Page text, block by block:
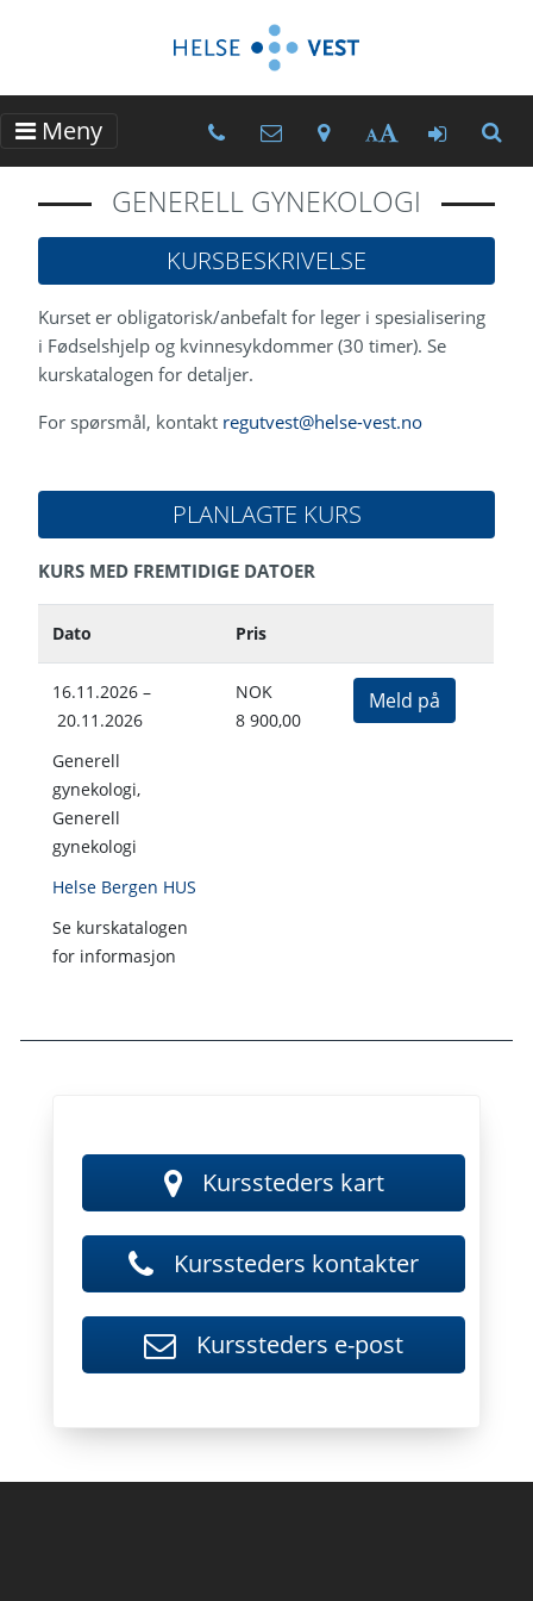
Kurssteders telefonnumre
Kurssteders e-
Kurssteder - Kart
Tekststørrelse
Gå til
Meny
GENERELL GYNEKOLOGI
KURSBESKRIVELSE
Kurset er obligatorisk/anbefalt for leger i spesialisering
i Fødselshjelp og kvinnesykdommer (30 timer). Se
kurskatalogen for detaljer.
For spørsmål, kontakt regutvest@helse-vest.no
PLANLAGTE KURS
KURS MED FREMTIDIGE DATOER
Dato Pris
16.11.2026 –
20.11.2026
Generell
gynekologi,
Generell
gynekologi
Helse Bergen HUS
Se kurskatalogen
for informasjon
NOK
8 900,00
Meld på
Kurssteders kartKurssteder -
Kurssteders kontakter
Kurssteders e-post